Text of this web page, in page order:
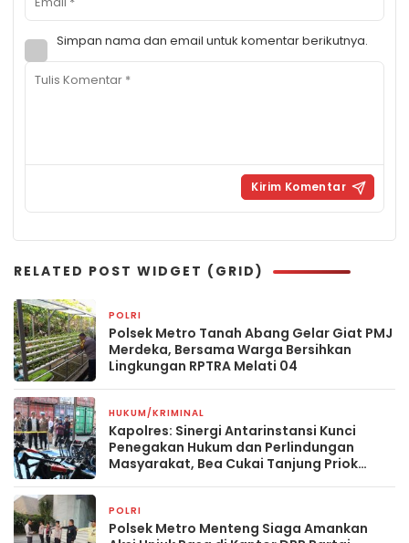
Simpan nama dan email untuk komentar berikutnya.
RELATED POST WIDGET (GRID)
POLRI
Polsek Metro Tanah Abang Gelar Giat PMJ
Merdeka, Bersama Warga Bersihkan
Lingkungan RPTRA Melati 04
HUKUM/KRIMINAL
Kapolres: Sinergi Antarinstansi Kunci
Penegakan Hukum dan Perlindungan
Masyarakat, Bea Cukai Tanjung Priok
POLRI
Polsek Metro Menteng Siaga Amankan